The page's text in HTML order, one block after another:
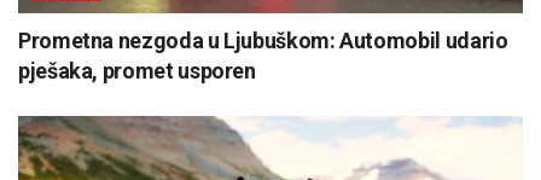
Prometna nezgoda u Ljubuškom: Automobil udario
pješaka, promet usporen